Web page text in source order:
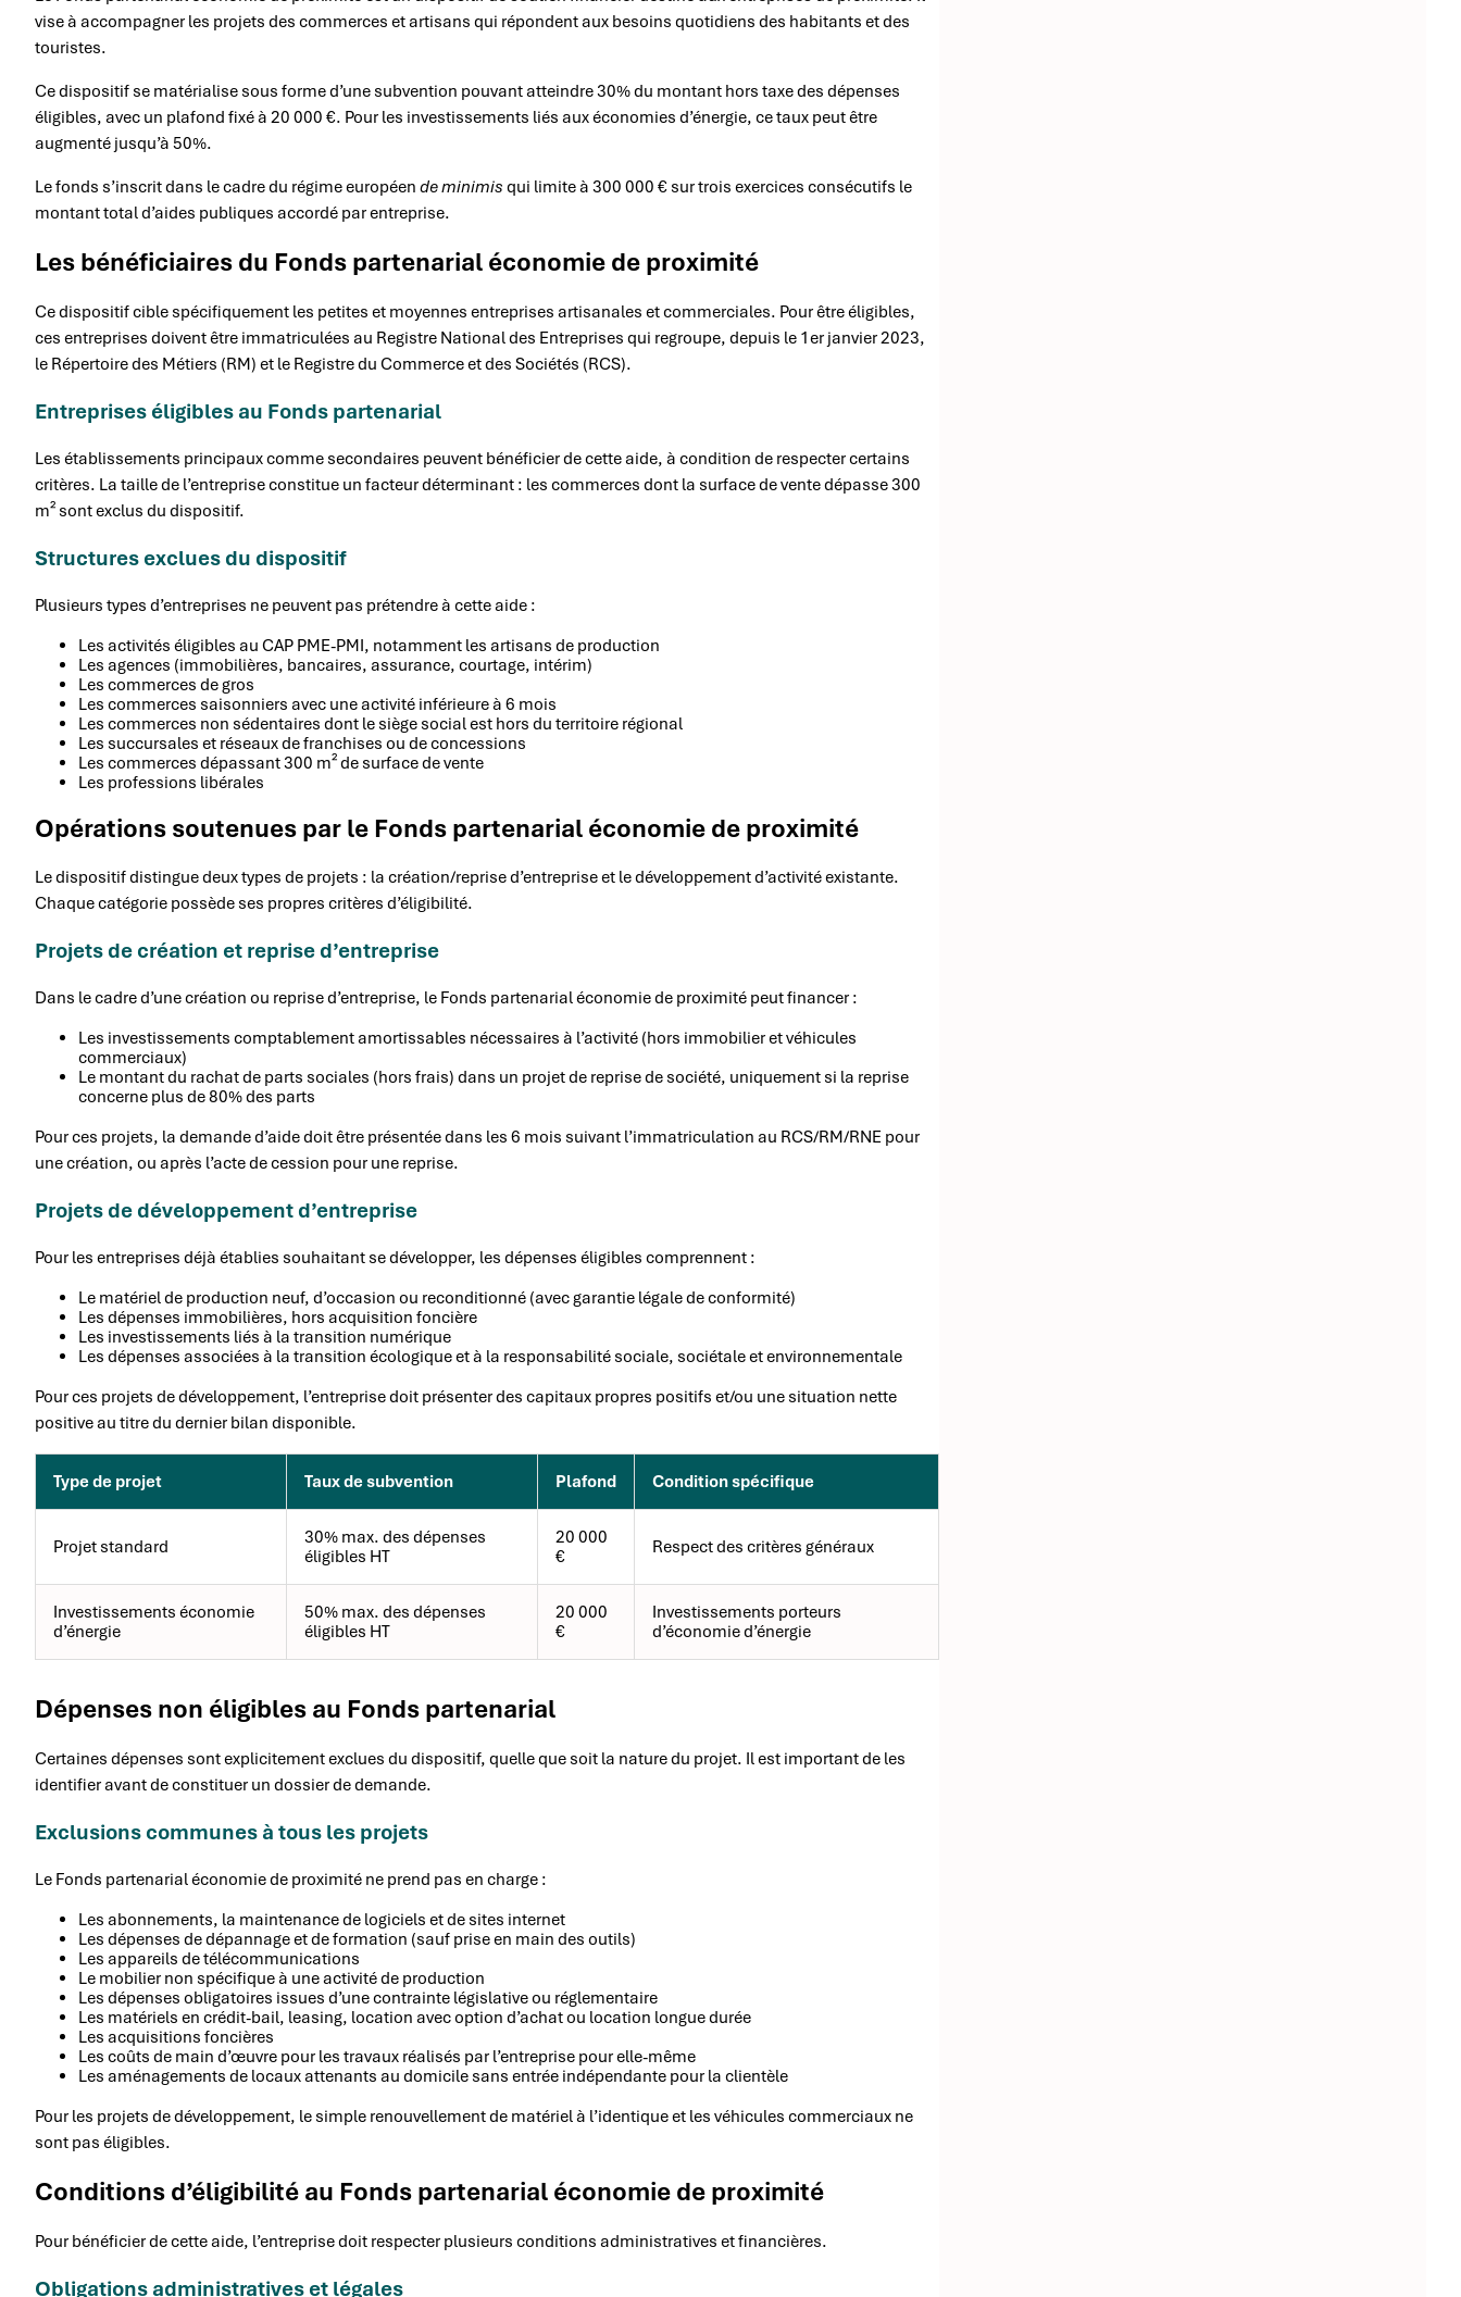
vise à accompagner les projets des commerces et artisans qui répondent aux besoins quotidiens des habitants et des
touristes.
Ce dispositif se matérialise sous forme d’une subvention pouvant atteindre 30% du montant hors taxe des dépenses
éligibles, avec un plafond fixé à 20 000 €. Pour les investissements liés aux économies d’énergie, ce taux peut être
augmenté jusqu’à 50%.
Le fonds s’inscrit dans le cadre du régime européen de minimis qui limite à 300 000 € sur trois exercices consécutifs le
montant total d’aides publiques accordé par entreprise.
Les bénéficiaires du Fonds partenarial économie de proximité
Ce dispositif cible spécifiquement les petites et moyennes entreprises artisanales et commerciales. Pour être éligibles,
ces entreprises doivent être immatriculées au Registre National des Entreprises qui regroupe, depuis le 1er janvier 2023,
le Répertoire des Métiers (RM) et le Registre du Commerce et des Sociétés (RCS).
Entreprises éligibles au Fonds partenarial
Les établissements principaux comme secondaires peuvent bénéficier de cette aide, à condition de respecter certains
critères. La taille de l’entreprise constitue un facteur déterminant : les commerces dont la surface de vente dépasse 300
m² sont exclus du dispositif.
Structures exclues du dispositif
Plusieurs types d’entreprises ne peuvent pas prétendre à cette aide :
Les activités éligibles au CAP PME-PMI, notamment les artisans de production
Les agences (immobilières, bancaires, assurance, courtage, intérim)
Les commerces de gros
Les commerces saisonniers avec une activité inférieure à 6 mois
Les commerces non sédentaires dont le siège social est hors du territoire régional
Les succursales et réseaux de franchises ou de concessions
Les commerces dépassant 300 m² de surface de vente
Les professions libérales
Opérations soutenues par le Fonds partenarial économie de proximité
Le dispositif distingue deux types de projets : la création/reprise d’entreprise et le développement d’activité existante.
Chaque catégorie possède ses propres critères d’éligibilité.
Projets de création et reprise d’entreprise
Dans le cadre d’une création ou reprise d’entreprise, le Fonds partenarial économie de proximité peut financer :
Les investissements comptablement amortissables nécessaires à l’activité (hors immobilier et véhicules
commerciaux)
Le montant du rachat de parts sociales (hors frais) dans un projet de reprise de société, uniquement si la reprise
concerne plus de 80% des parts
Pour ces projets, la demande d’aide doit être présentée dans les 6 mois suivant l’immatriculation au RCS/RM/RNE pour
une création, ou après l’acte de cession pour une reprise.
Projets de développement d’entreprise
Pour les entreprises déjà établies souhaitant se développer, les dépenses éligibles comprennent :
Le matériel de production neuf, d’occasion ou reconditionné (avec garantie légale de conformité)
Les dépenses immobilières, hors acquisition foncière
Les investissements liés à la transition numérique
Les dépenses associées à la transition écologique et à la responsabilité sociale, sociétale et environnementale
Pour ces projets de développement, l’entreprise doit présenter des capitaux propres positifs et/ou une situation nette
positive au titre du dernier bilan disponible.
Type de projet Taux de subvention Plafond Condition spécifique
Projet standard
30% max. des dépenses
éligibles HT
20 000
€
Respect des critères généraux
Investissements économie
d’énergie
50% max. des dépenses
éligibles HT
20 000
€
Investissements porteurs
d’économie d’énergie
Dépenses non éligibles au Fonds partenarial
Certaines dépenses sont explicitement exclues du dispositif, quelle que soit la nature du projet. Il est important de les
identifier avant de constituer un dossier de demande.
Exclusions communes à tous les projets
Le Fonds partenarial économie de proximité ne prend pas en charge :
Les abonnements, la maintenance de logiciels et de sites internet
Les dépenses de dépannage et de formation (sauf prise en main des outils)
Les appareils de télécommunications
Le mobilier non spécifique à une activité de production
Les dépenses obligatoires issues d’une contrainte législative ou réglementaire
Les matériels en crédit-bail, leasing, location avec option d’achat ou location longue durée
Les acquisitions foncières
Les coûts de main d’œuvre pour les travaux réalisés par l’entreprise pour elle-même
Les aménagements de locaux attenants au domicile sans entrée indépendante pour la clientèle
Pour les projets de développement, le simple renouvellement de matériel à l’identique et les véhicules commerciaux ne
sont pas éligibles.
Conditions d’éligibilité au Fonds partenarial économie de proximité
Pour bénéficier de cette aide, l’entreprise doit respecter plusieurs conditions administratives et financières.
Obligations administratives et légales